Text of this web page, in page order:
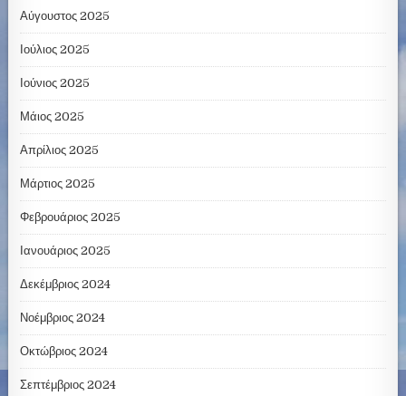
Αύγουστος 2025
Ιούλιος 2025
Ιούνιος 2025
Μάιος 2025
Απρίλιος 2025
Μάρτιος 2025
Φεβρουάριος 2025
Ιανουάριος 2025
Δεκέμβριος 2024
Νοέμβριος 2024
Οκτώβριος 2024
Σεπτέμβριος 2024